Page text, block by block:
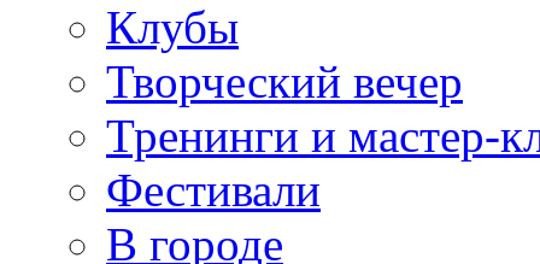
Клубы
Творческий вечер
Тренинги и мастер-
Фестивали
В городе